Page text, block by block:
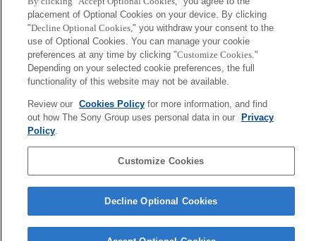
Copyright ©1994–2026 Sony Computer Science Laboratories, Inc.,
Tokyo, Japan
placement of Optional Cookies on your device. By clicking
"Decline Optional Cookies," you withdraw your consent to the
use of Optional Cookies. You can manage your cookie
preferences at any time by clicking "Customize Cookies."
Depending on your selected cookie preferences, the full
functionality of this website may not be available.
Review our Cookies Policyfor more information, and find
out how The Sony Group uses personal data in our
Privacy
Policy.
Customize Cookies
Decline Optional Cookies